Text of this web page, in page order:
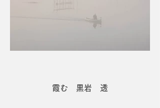
霞む 黒岩 透